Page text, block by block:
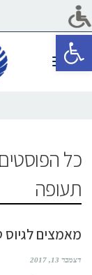
פתח סרגל
תפריט
כל
תעופה
מאמצים לגיוס
דצמבר 13, 2017